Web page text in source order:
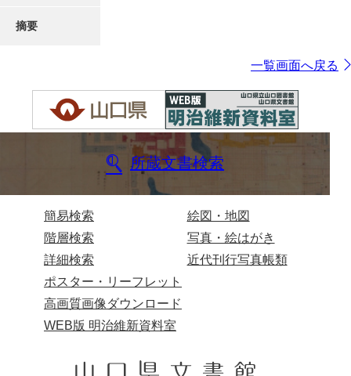
摘要
一覧画面へ戻る
所蔵文書検索
簡易検索
階層検索
詳細検索
絵図・地図
写真・絵はがき
近代刊行写真帳類
ポスター・リーフレット
高画質画像ダウンロード
WEB版 明治維新資料室